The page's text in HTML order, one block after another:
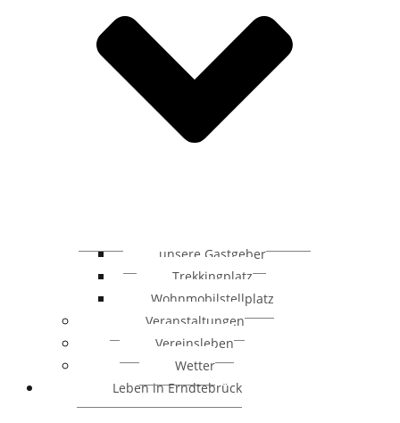
unsere Gastgeber
Trekkingplatz
Wohnmobilstellplatz
Veranstaltungen
Vereinsleben
Wetter
Leben in Erndtebrück